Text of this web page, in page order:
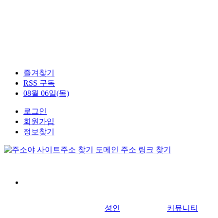
즐겨찾기
RSS 구독
08월 06일(목)
로그인
회원가입
정보찾기
성인 커뮤니티